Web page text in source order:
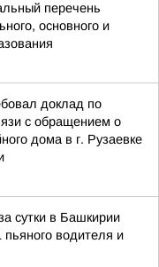
перечень
основного и
доклад по
с обращением о
дома в г. Рузаевке
сутки в Башкирии
водителя и